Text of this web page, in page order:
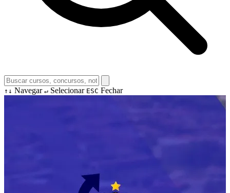
↑↓ Navegar ↵ Selecionar ESC Fechar